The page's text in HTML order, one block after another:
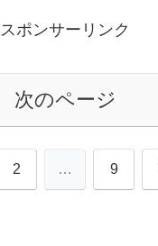
スポンサーリンク
次のページ
2 … 9